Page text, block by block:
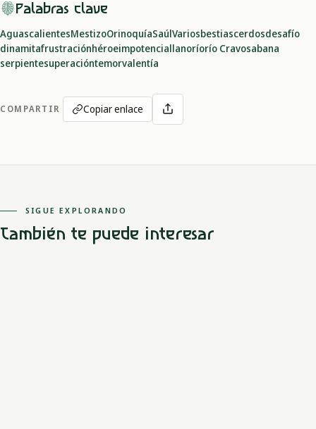
Palabras clave
AguascalientesMestizoOrinoquíaSaúlVariosbestiascerdosdesafío
dinamitafrustraciónhéroeimpotenciallanoríorío Cravosabana
serpientesuperacióntemorvalentía
COMPARTIR Copiar enlace
SIGUE EXPLORANDO
También te puede interesar